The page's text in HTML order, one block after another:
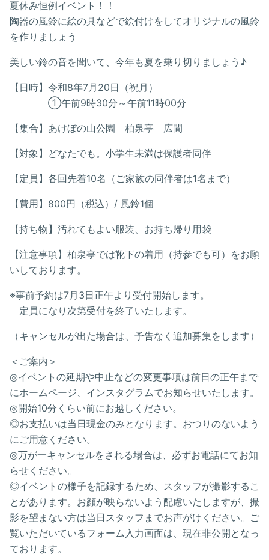
夏休み恒例イベント！！
陶器の風鈴に絵の具などで絵付けをしてオリジナルの風鈴
を作りましょう
美しい鈴の音を聞いて、今年も夏を乗り切りましょう♪
【日時】令和8年7月20日（祝月）
①午前9時30分～午前11時00分
【集合】あけぼの山公園 柏泉亭 広間
【対象】どなたでも。小学生未満は保護者同伴
【定員】各回先着10名（ご家族の同伴者は1名まで）
【費用】800円（税込）/ 風鈴1個
【持ち物】汚れてもよい服装、お持ち帰り用袋
【注意事項】柏泉亭では靴下の着用（持参でも可）をお願
いしております。
※事前予約は7月3日正午より受付開始します。
定員になり次第受付を終了いたします。
（キャンセルが出た場合は、予告なく追加募集をします）
＜ご案内＞
◎イベントの延期や中止などの変更事項は前日の正午まで
にホームページ、インスタグラムでお知らせいたします。
◎開始10分くらい前にお越しください。
◎お支払いは当日現金のみとなります。おつりのないよう
にご用意ください。
◎万が一キャンセルをされる場合は、必ずお電話にてお知
らせください。
◎イベントの様子を記録するため、スタッフが撮影するこ
とがあります。お顔が映らないよう配慮いたしますが、撮
影を望まない方は当日スタッフまでお声がけください。ご
覧いただいているフォーム入力画面は、現在非公開となっ
ております。